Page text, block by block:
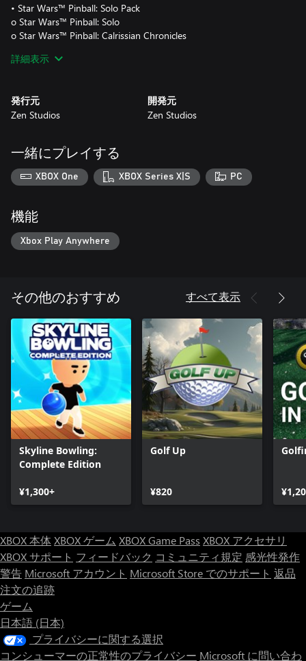
• Star Wars™ Pinball: Solo Pack
o Star Wars™ Pinball: Solo
o Star Wars™ Pinball: Calrissian Chronicles
o Star Wars Rebels™
詳細表示
発行元
Zen Studios
開発元
Zen Studios
一緒にプレイする
XBOX One XBOX Series X|S PC
機能
Xbox Play Anywhere
その他のおすすめ すべて表示
Skyline Bowling:
Complete Edition
¥1,300+
Golf Up
¥820
XBOX 本体XBOX ゲーム XBOX Game Pass XBOX アクセサリ
XBOX サポート フィードバック コミュニティ規定 感光性発作
警告 Microsoft アカウント Microsoft Store でのサポート 返品
注文の追跡
ゲーム
日本語 (日本)
プライバシーに関する選択
コンシューマーの正常性のプライバシー Microsoft に問い合わ